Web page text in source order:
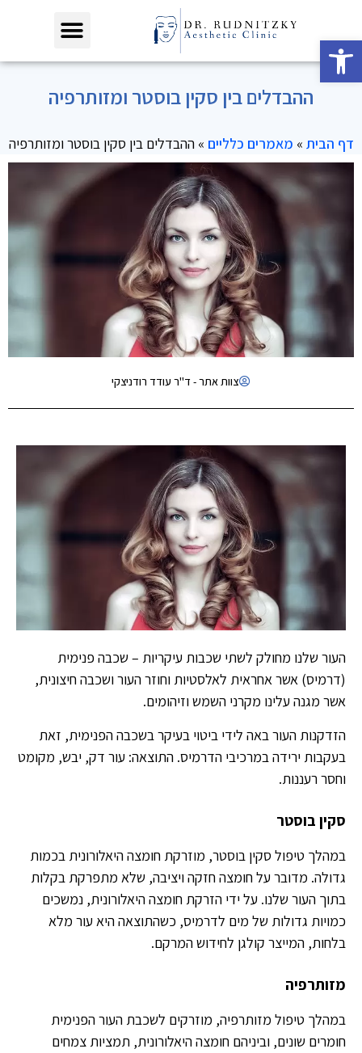
פתח סרגל נגישות
ההבדלים בין סקין בוסטר ומזותרפיה
דף הבית » מאמרים כלליים »ההבדלים בין סקין בוסטר ומזותרפיה
צוות אתר - ד"ר עודד רודניצקי
העור שלנו מחולק לשתי שכבות עיקריות – שכבה פנימית
(דרמיס) אשר אחראית לאלסטיות וחוזר העור ושכבה חיצונית,
אשר מגנה עלינו מקרני השמש וזיהומים.
הזדקנות העור באה לידי ביטוי בעיקר בשכבה הפנימית, זאת
בעקבות ירידה במרכיבי הדרמיס. התוצאה: עור דק, יבש, מקומט
וחסר רעננות.
סקין בוסטר
במהלך טיפול סקין בוסטר, מוזרקת חומצה היאלורונית בכמות
גדולה. מדובר על חומצה חזקה ויציבה, שלא מתפרקת בקלות
בתוך העור שלנו. על ידי הזרקת חומצה היאלורונית, נמשכים
כמויות גדולות של מים לדרמיס, כשהתוצאה היא עור מלא
בלחות, המייצר קולגן לחידוש המרקם.
מזותרפיה
במהלך טיפול מזותרפיה, מוזרקים לשכבת העור הפנימית
חומרים שונים, וביניהם חומצה היאלורונית, תמציות צמחים